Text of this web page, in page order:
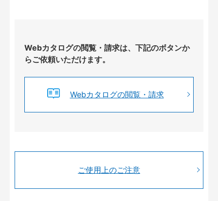
Webカタログの閲覧・請求は、下記のボタンか
らご依頼いただけます。
Webカタログの閲覧・請求
ご使用上のご注意